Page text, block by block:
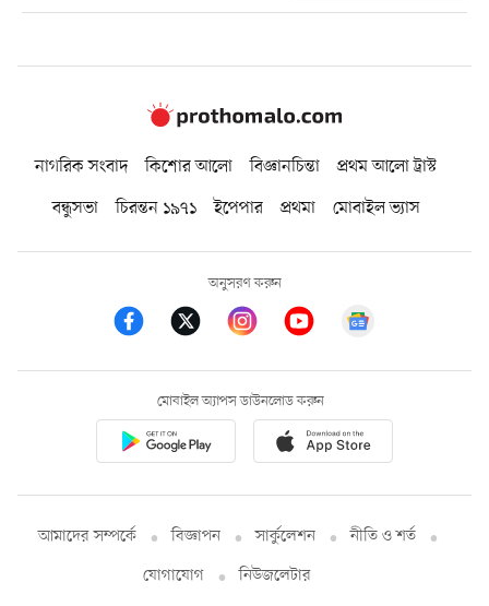
নাগরিক সংবাদ কিশোর আলো বিজ্ঞানচিন্তা
প্রথম আলো ট্রাস্ট
বন্ধুসভা
চিরন্তন ১৯৭১ ইপেপার প্রথমা মোবাইল ভ্যাস
অনুসরণ করুন
মোবাইল অ্যাপস ডাউনলোড করুন
আমাদের সম্পর্কে বিজ্ঞাপন সার্কুলেশন
নীতি ও শর্ত
যোগাযোগ
নিউজলেটার